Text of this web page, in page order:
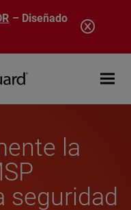
– Diseñado
Open
la
seguridad